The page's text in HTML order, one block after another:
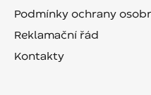
Podmínky ochrany
Reklamační řád
Kontakty